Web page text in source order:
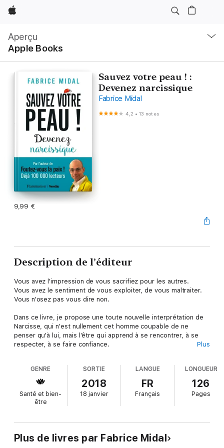
Apple
Aperçu
Apple Books
locale
Ouvrir
menu
Sauvez votre peau ! :
Devenez narcissique
Fabrice Midal
4,2 •13 notes
9,99 €
Description de l’éditeur
Vous avez l'impression de vous sacrifiez pour les autres.
Vous avez le sentiment de vous exploiter, de vous maltraiter.
Vous n'osez pas vous dire non.
Dans ce livre, je propose une toute nouvelle interprétation de
Narcisse, qui n'est nullement cet homme coupable de ne
penser qu'à lui, mais l'être qui apprend à se rencontrer, à se
respecter, à se faire confiance.
rapport altruiste aux autres, sans chercher ni à les écraser, ni à
leur demander l'impossible.
Vous aussi sauvez votre peau ! Devenez narcissique.
Plus
GENRE
Santé et bien-
être
SORTIE
2018
18 janvier
LANGUE
FR
Français
LONGUEUR
126
Pages
Plus de livres par Fabrice Midal